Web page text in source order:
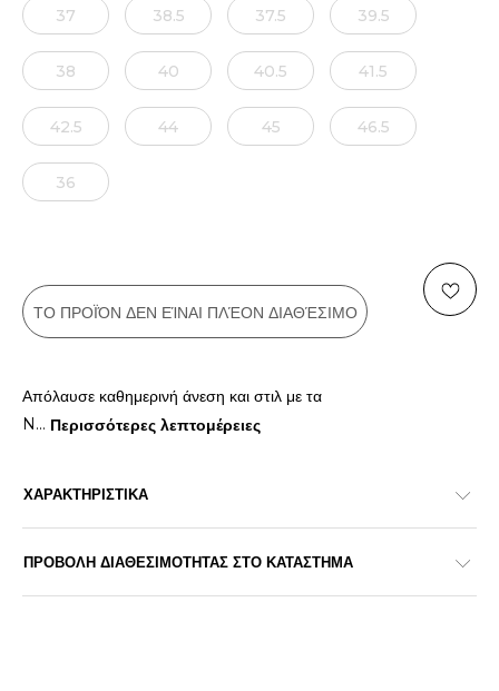
37 38.5 37.5 39.5
38 40 40.5 41.5
42.5 44 45 46.5
36
ΤΟ ΠΡΟΪΌΝ ΔΕΝ ΕΊΝΑΙ ΠΛΈΟΝ ΔΙΑΘΈΣΙΜΟ
Απόλαυσε καθημερινή άνεση και στιλ με τα
N... Περισσότερες λεπτομέρειες
ΧΑΡΑΚΤΗΡΙΣΤΙΚΑ
ΠΡΟΒΟΛΗ ΔΙΑΘΕΣΙΜΟΤΗΤΑΣ ΣΤΟ ΚΑΤΑΣΤΗΜΑ